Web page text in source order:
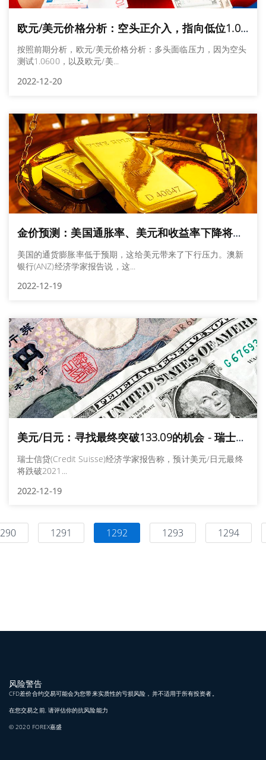
欧元/美元价格分析：空头正介入，指向低位1.0500水平
按照前期分析，欧元/美元价格分析：多头面临压力，因为空头
测试1.0600，以及欧元/美...
2022-12-20
金价预测：美国通胀率、美元和收益率下降将提振黄金/美元 - 澳新银行
美国的通货膨胀率低于预期，这给美元带来了下行压力。澳新
银行(ANZ)经济学家报告说，这...
2022-12-19
美元/日元：寻找最终突破133.09的机会 - 瑞士信贷
瑞士信贷(Credit Suisse)经济学家报告称，预计美元/日元最终
将跌破2021...
2022-12-19
1291 1292 1293 1294
风险警告
CFD差价合约交易可能会为您带来实质性的亏损风险，并不适用于所有投资者。
在您交易之前, 请评估你的抗风险能力
© 2020 FOREX嘉盛